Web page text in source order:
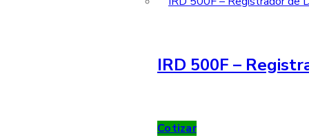
IRD 500F –
Cotizar